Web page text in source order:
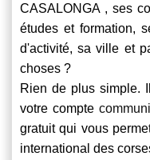
CASALONGA , ses
études et formation,
d'activité, sa ville et
choses ?
Rien de plus simple.
votre compte
gratuit qui vous
international des